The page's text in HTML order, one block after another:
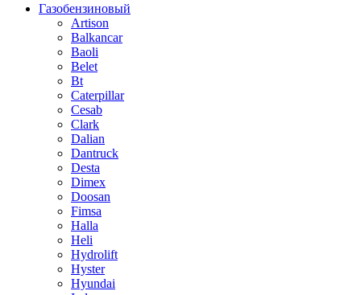
Газобензиновый
Artison
Balkancar
Baoli
Belet
Bt
Caterpillar
Cesab
Clark
Dalian
Dantruck
Desta
Dimex
Doosan
Fimsa
Halla
Heli
Hydrolift
Hyster
Hyundai